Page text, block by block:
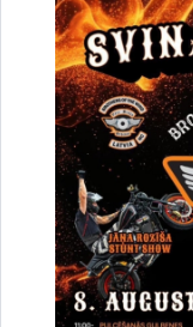
Saistītas tēmas
Aktualitātes:
Drukāt lapu
Dalīties